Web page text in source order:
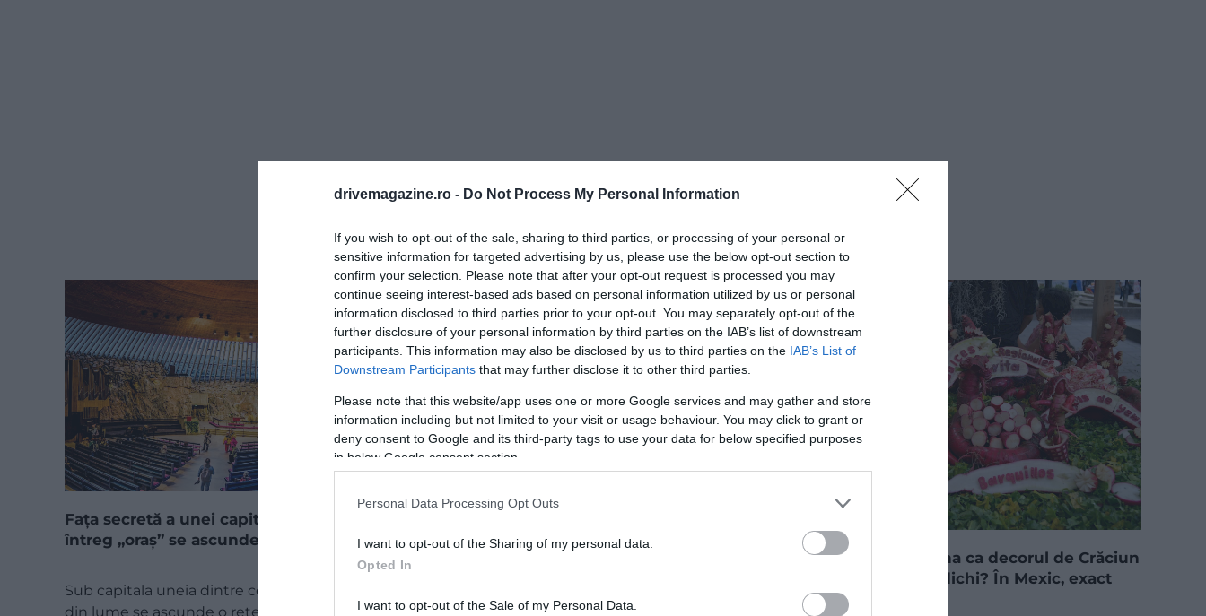
drivemagazine.ro - Do Not Process My Personal Information
If you wish to opt-out of the sale, sharing to third parties, or processing of your personal or
sensitive information for targeted advertising by us, please use the below opt-out section to
confirm your selection. Please note that after your opt-out request is processed you may
continue seeing interest-based ads based on personal information utilized by us or personal
information disclosed to third parties prior to your opt-out. You may separately opt-out of the
further disclosure of your personal information by third parties on the IAB’s list of downstream
participants. This information may also be disclosed by us to third parties on the IAB’s List of
Downstream Participants that may further disclose it to other third parties.
Please note that this website/app uses one or more Google services and may gather and store
information including but not limited to your visit or usage behaviour. You may click to grant or
deny consent to Google and its third-party tags to use your data for below specified purposes
in below Google consent section.
Personal Data Processing Opt Outs
I want to opt-out of the Sharing of my personal data.
Opted In
I want to opt-out of the Sale of my Personal Data.
Fața secretă a unei capitale europene: un
întreg „oraș” se ascunde sub pământ
Sub capitala uneia dintre cele mai fericite țări
din lume se ascunde o rețea subterană vastă…
Ți-ai putea imagina ca decorul de Crăciun
să fie făcut din ridichi? În Mexic, exact
asta se întâmplă